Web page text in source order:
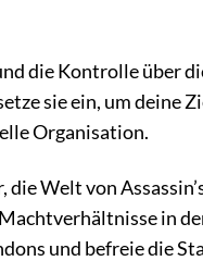
die Kontrolle über
sie ein, um deine
Organisation.
Welt von
in
und befreie die